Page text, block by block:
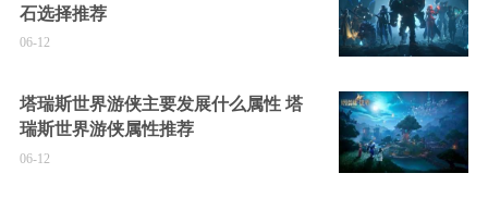
石选择推荐
06-12
塔瑞斯世界游侠主要发展什么属性 塔
瑞斯世界游侠属性推荐
06-12